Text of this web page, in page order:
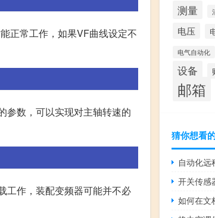
正常工作，如果VF曲线设定不
参数，可以实现对主轴转速的
工作，装配变频器可能并不必
测量
电压
电气自动化
设备
邮箱
猜你想看
自动化远
开关传感
如何在文